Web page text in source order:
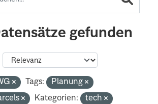
gefunden
Tags:
Planung
Kategorien:
tech